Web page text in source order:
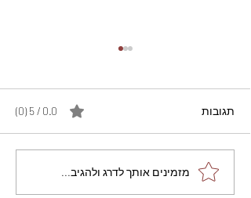
מתכון מנצח עוגת מייפל
שוקולד בחושה וקלה - זיוה
תגובות 0.0 / 5 ‏(0)
מזמינים אותך לדרג ולהגיב...